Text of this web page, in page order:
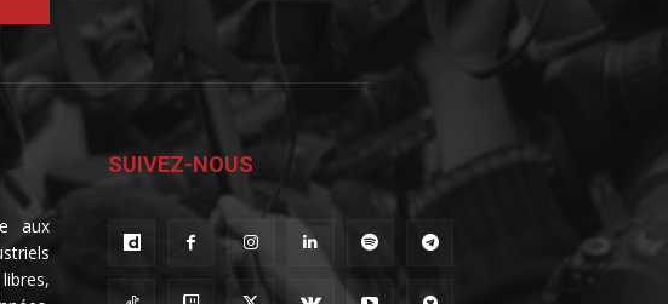
aux
SUIVEZ-NOUS